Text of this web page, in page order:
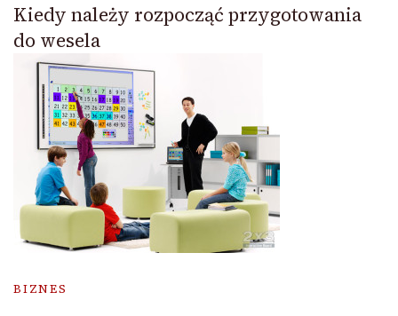
Kiedy należy rozpocząć przygotowania
do wesela
BIZNES